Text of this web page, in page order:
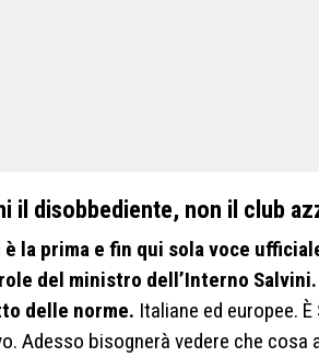
il disobbediente, non il club
è la prima e fin qui sola voce
del ministro dell’Interno
delle norme. Italiane ed europee.
Adesso bisognerà vedere che cosa